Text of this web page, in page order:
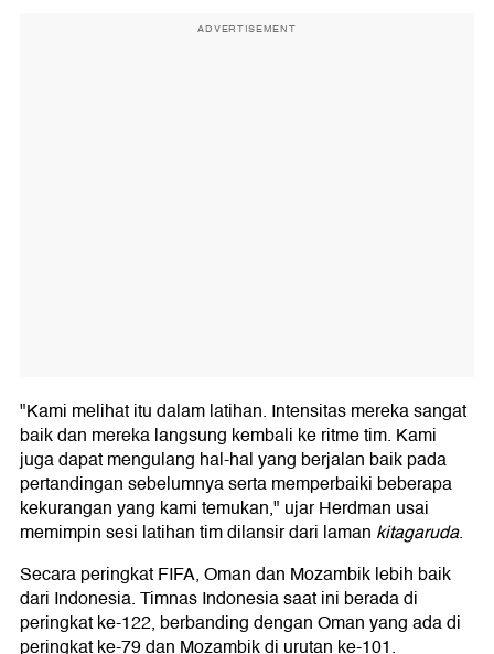
ADVERTISEMENT
"Kami melihat itu dalam latihan. Intensitas mereka sangat
baik dan mereka langsung kembali ke ritme tim. Kami
juga dapat mengulang hal-hal yang berjalan baik pada
pertandingan sebelumnya serta memperbaiki beberapa
kekurangan yang kami temukan," ujar Herdman usai
memimpin sesi latihan tim dilansir dari laman kitagaruda.
Secara peringkat FIFA, Oman dan Mozambik lebih baik
dari Indonesia. Timnas Indonesia saat ini berada di
peringkat ke-122, berbanding dengan Oman yang ada di
peringkat ke-79 dan Mozambik di urutan ke-101.